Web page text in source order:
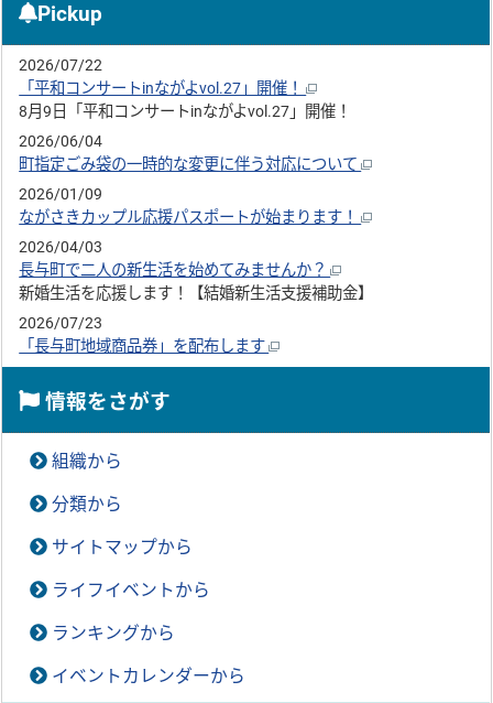
Pickup
2026/07/22
「平和コンサートinながよvol.27」開催！
8月9日「平和コンサートinながよvol.27」開催！
2026/06/04
町指定ごみ袋の一時的な変更に伴う対応について
2026/01/09
ながさきカップル応援パスポートが始まります！
2026/04/03
長与町で二人の新生活を始めてみませんか？
新婚生活を応援します！【結婚新生活支援補助金】
2026/07/23
「長与町地域商品券」を配布します
情報をさがす
組織から
分類から
サイトマップから
ライフイベントから
ランキングから
イベントカレンダーから